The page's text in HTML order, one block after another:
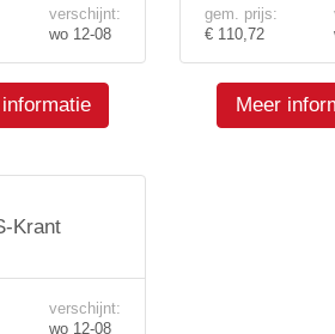
verschijnt:
wo 12-08
gem. prijs:
€ 110,72
Meer
Krant
verschijnt:
wo 12-08